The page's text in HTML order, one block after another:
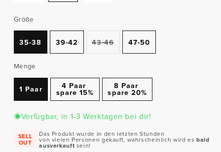
Größe
35-38 39-42 43-46Variante
ausverkauft
oder
47-50
Menge
1 Paar 4 Paar
spare 15%
8 Paar
spare 20%
Verfügbar, in 1-3 Werktagen bei dir!
SELL
OUT
Das Produkt wurde in den letzten Stunden
von vielen Personen gekauft, wahrscheinlich wird esbald
ausverkauft sein!